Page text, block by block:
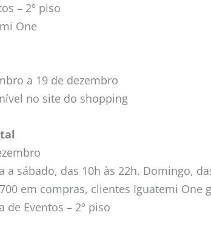
– 2º piso
One
a 19 de dezembro
no site do shopping
a sábado, das 10h às 22h. Domingo,
em compras, clientes Iguatemi One
de Eventos – 2º piso